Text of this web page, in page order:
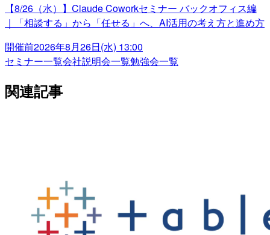
【8/26（水）】Claude Coworkセミナー バックオフィス編
｜「相談する」から「任せる」へ、AI活用の考え方と進め方
開催前2026年8月26日(水) 13:00
セミナー一覧会社説明会一覧勉強会一覧
関連記事